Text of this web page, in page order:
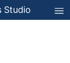
Studio